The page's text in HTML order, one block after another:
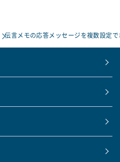
伝言メモの応答メッセージを複数設定